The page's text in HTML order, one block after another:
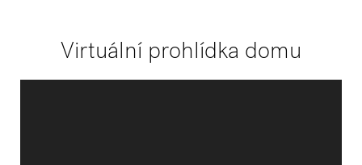
Virtuální prohlídka domu